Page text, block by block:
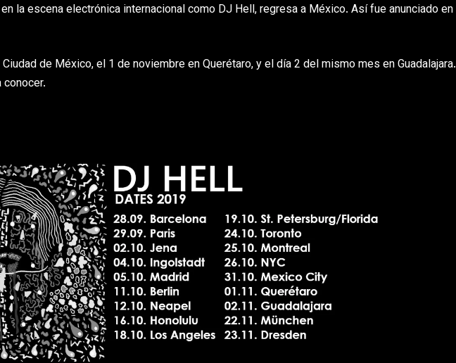
la escena electrónica internacional como DJ Hell, regresa a México. Así fue anunciado en
de México, el 1 de noviembre en Querétaro, y el día 2 del mismo mes en Guadalajara.